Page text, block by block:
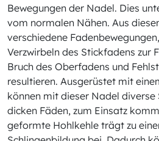
Bewegungen der Nadel. Dies
vom normalen Nähen. Aus
verschiedene
Verzwirbeln des Stickfadens zur
Bruch des Oberfadens und
resultieren. Ausgerüstet mit
können mit dieser Nadel diverse
dicken Fäden, zum Einsatz
geformte Hohlkehle trägt zu